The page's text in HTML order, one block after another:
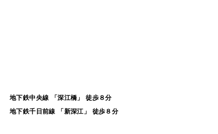
地下鉄中央線 「深江橋」 徒歩８分
地下鉄千日前線 「新深江」 徒歩８分